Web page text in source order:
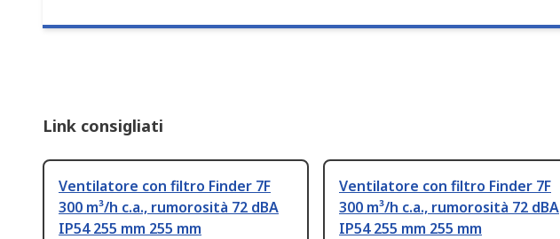
Link consigliati
Ventilatore con filtro Finder 7F
300 m³/h c.a., rumorosità 72 dBA
IP54 255 mm 255 mm
Ventilatore con filtro Finder 7F
300 m³/h c.a., rumorosità 72 dBA
IP54 255 mm 255 mm